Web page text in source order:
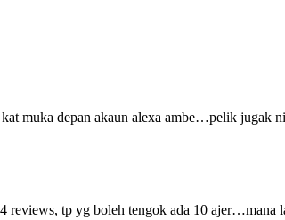
muka depan akaun alexa ambe…pelik jugak ni
reviews, tp yg boleh tengok ada 10 ajer…mana